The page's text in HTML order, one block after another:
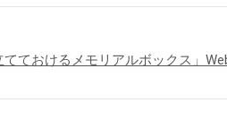
ておけるメモリアルボックス」